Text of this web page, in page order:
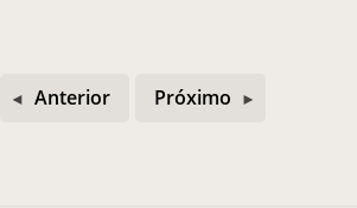
Anterior Próximo